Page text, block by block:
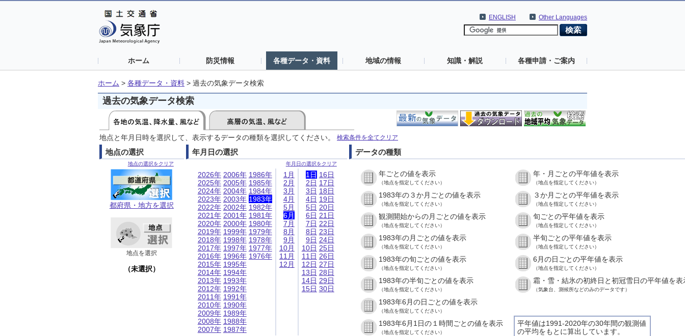
Other Languages
ENGLISH
ホーム 防災情報 各種データ・資料 地域の情報 知識・解説 各種申請・ご案内
ホーム > 各種データ・資料 > 過去の気象データ検索
過去の気象データ検索
地点と年月日時を選択して、表示するデータの種類を選択してください。 検索条件を全てクリア
地点の選択
地点の選択をクリア
都府県・地方を選択
地点を選択
（未選択）
年月日の選択
年月日の選択をクリア
2026年
2025年
2024年
2023年
2022年
2021年
2020年
2019年
2018年
2017年
2016年
2015年
2014年
2013年
2012年
2011年
2010年
2009年
2008年
2007年
2006年
2005年
2004年
2003年
2002年
2001年
2000年
1999年
1998年
1997年
1996年
1995年
1994年
1993年
1992年
1991年
1990年
1989年
1988年
1987年
1986年
1985年
1984年
1983年
1982年
1981年
1980年
1979年
1978年
1977年
1976年
1月
2月
3月
4月
5月
6月
7月
8月
9月
10月
11月
12月
1日
2日
3日
4日
5日
6日
7日
8日
9日
10日
11日
12日
13日
14日
15日
16日
17日
18日
19日
20日
21日
22日
23日
24日
25日
26日
27日
28日
29日
30日
データの種類
年ごとの値を表示
（地点を指定してください）
年・月ごとの平年値を表示
（地点を指定してください）
1983年の３か月ごとの値を表示
（地点を指定してください）
３か月ごとの平年値を表示
（地点を指定してください）
観測開始からの月ごとの値を表示
（地点を指定してください）
旬ごとの平年値を表示
（地点を指定してください）
1983年の月ごとの値を表示
（地点を指定してください）
半旬ごとの平年値を表示
（地点を指定してください）
1983年の旬ごとの値を表示
（地点を指定してください）
6月の日ごとの平年値を表示
（地点を指定してください）
1983年の半旬ごとの値を表示
（地点を指定してください）
霜・雪・結氷の初終日と初冠雪日の平年値を表
（気象台、測候所などのみのデータです）
1983年6月の日ごとの値を表示
（地点を指定してください）
平年値は1991-2020年の30年間の観測値
の平均をもとに算出しています。
1983年6月1日の１時間ごとの値を表示
（地点を指定してください）